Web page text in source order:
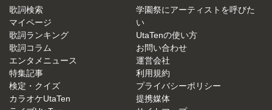
歌詞検索
マイページ
歌詞ランキング
歌詞コラム
エンタメニュース
特集記事
検定・クイズ
カラオケUtaTen
学園祭にアーティストを呼びた
い
UtaTenの使い方
お問い合わせ
運営会社
利用規約
プライバシーポリシー
提携媒体